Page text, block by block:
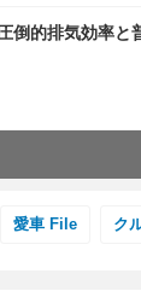
倒的排気効率と
愛車 File ク